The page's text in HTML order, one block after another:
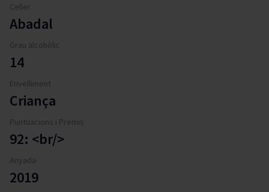
Celler
Abadal
Grau alcohòlic
14
Envelliment
Criança
Puntuacions i Premis
92: <br/>
Anyada
2019